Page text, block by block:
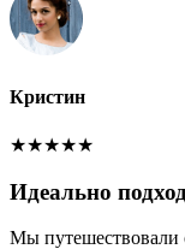
Кристин
★★★★★
Идеально
Мы путешествовали